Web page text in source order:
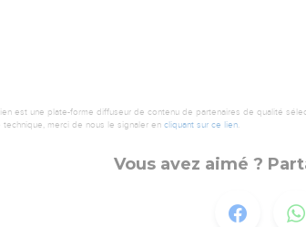
est une plate-forme diffuseur de contenu de partenaires de qualité
technique, merci de nous le signaler en cliquant sur ce lien.
Vous avez aimé ?